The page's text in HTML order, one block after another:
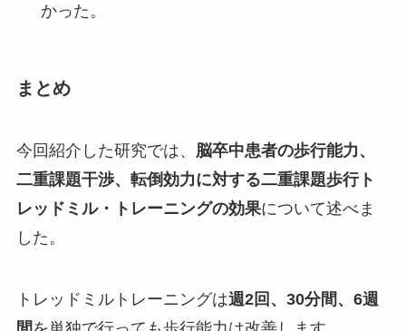
かった。
まとめ
今回紹介した研究では、 脳卒中患者の歩行能力、
二重課題干渉、転倒効力に対する二重課題歩行ト
レッドミル・トレーニングの効果について述べま
した。
トレッドミルトレーニングは週2回、30分間、6週